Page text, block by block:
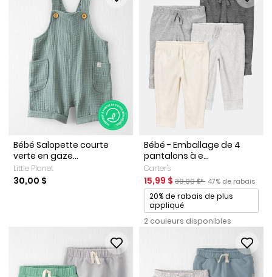
Bébé Salopette courte
verte en gaze...
Little Planet
30,00 $
Bébé - Emballage de 4
pantalons à e...
Carter's
Prix de solde
15,99 $ Prix ​​de détail suggéré par
30,00 $* Pourcentage de
47% de rabais
Promotions
20% de rabais de plus
appliqué
2 couleurs disponibles